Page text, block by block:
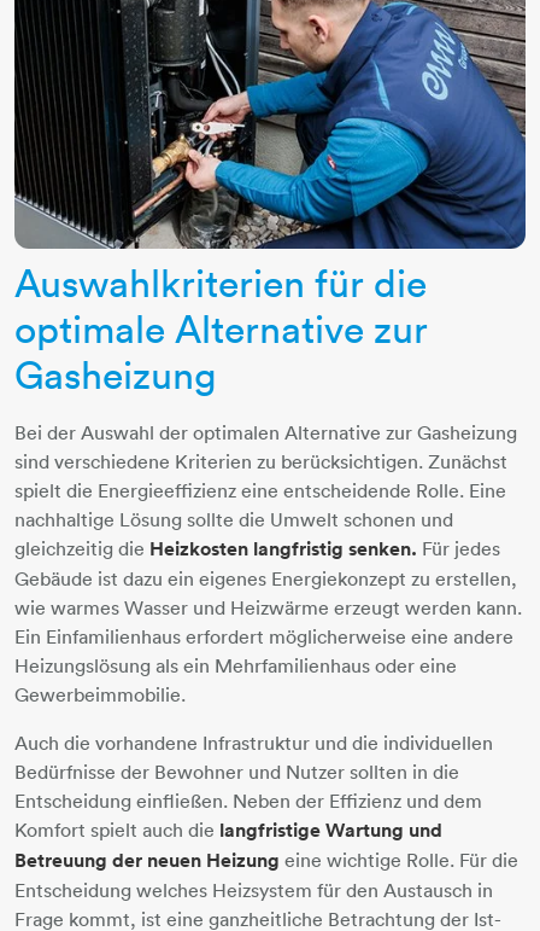
Auswahlkriterien für die
optimale Alternative zur
Gasheizung
Bei der Auswahl der optimalen Alternative zur Gasheizung
sind verschiedene Kriterien zu berücksichtigen. Zunächst
spielt die Energieeffizienz eine entscheidende Rolle. Eine
nachhaltige Lösung sollte die Umwelt schonen und
gleichzeitig die Heizkosten langfristig senken. Für jedes
Gebäude ist dazu ein eigenes Energiekonzept zu erstellen,
wie warmes Wasser und Heizwärme erzeugt werden kann.
Ein Einfamilienhaus erfordert möglicherweise eine andere
Heizungslösung als ein Mehrfamilienhaus oder eine
Gewerbeimmobilie.
Auch die vorhandene Infrastruktur und die individuellen
Bedürfnisse der Bewohner und Nutzer sollten in die
Entscheidung einfließen. Neben der Effizienz und dem
Komfort spielt auch die langfristige Wartung und
Betreuung der neuen Heizung eine wichtige Rolle. Für die
Entscheidung welches Heizsystem für den Austausch in
Frage kommt, ist eine ganzheitliche Betrachtung der Ist-